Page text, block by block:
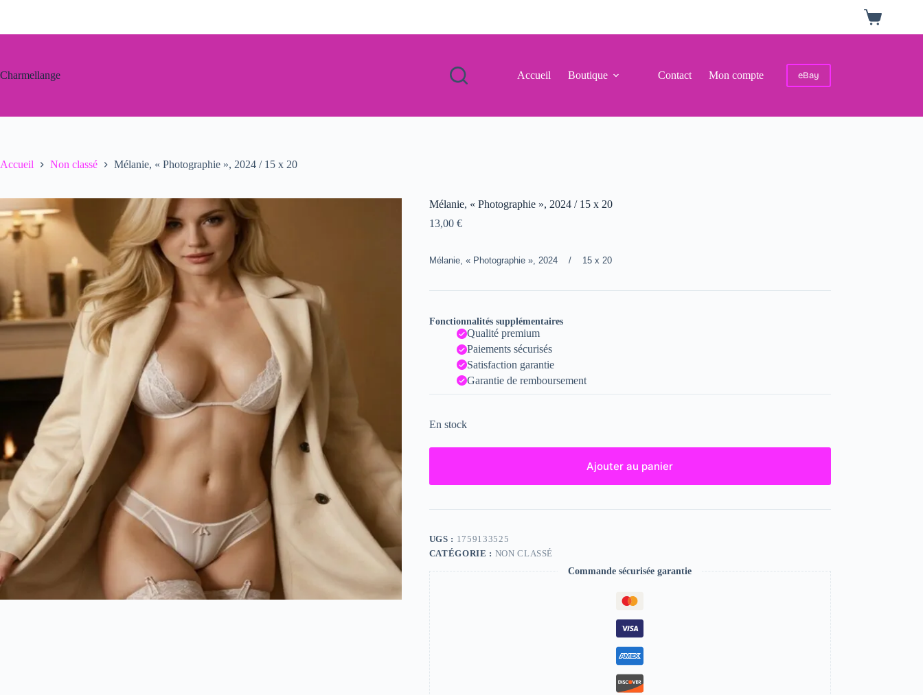
Panier
d’achat
Charmellange Accueil Boutique Contact Mon compte eBay
Accueil Non classé Mélanie, « Photographie », 2024 / 15 x 20
Mélanie, « Photographie », 2024 / 15 x 20
13,00 €
Mélanie, « Photographie », 2024 / 15 x 20
Fonctionnalités supplémentaires
Qualité premium
Paiements sécurisés
Satisfaction garantie
Garantie de remboursement
En stock
Ajouter au panier
UGS : 1759133525
CATÉGORIE : NON CLASSÉ
Commande sécurisée garantie